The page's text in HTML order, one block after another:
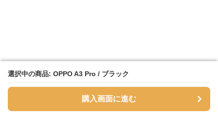
選択中の商品: OPPO A3 Pro / ブラック
購入画面に進む
選択中の商品: OPPO A3 Pro / ブラック
購入画面に進む